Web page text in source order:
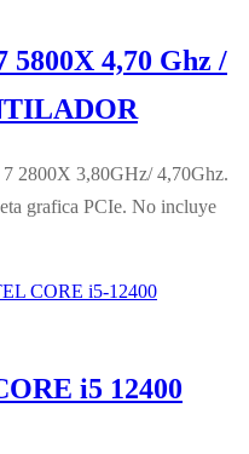
5800X 4,70 Ghz /
2800X 3,80GHz/ 4,70Ghz.
grafica PCIe. No incluye
i5 12400